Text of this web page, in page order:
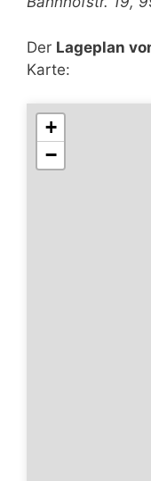
Der Lageplan
Karte:
+
−